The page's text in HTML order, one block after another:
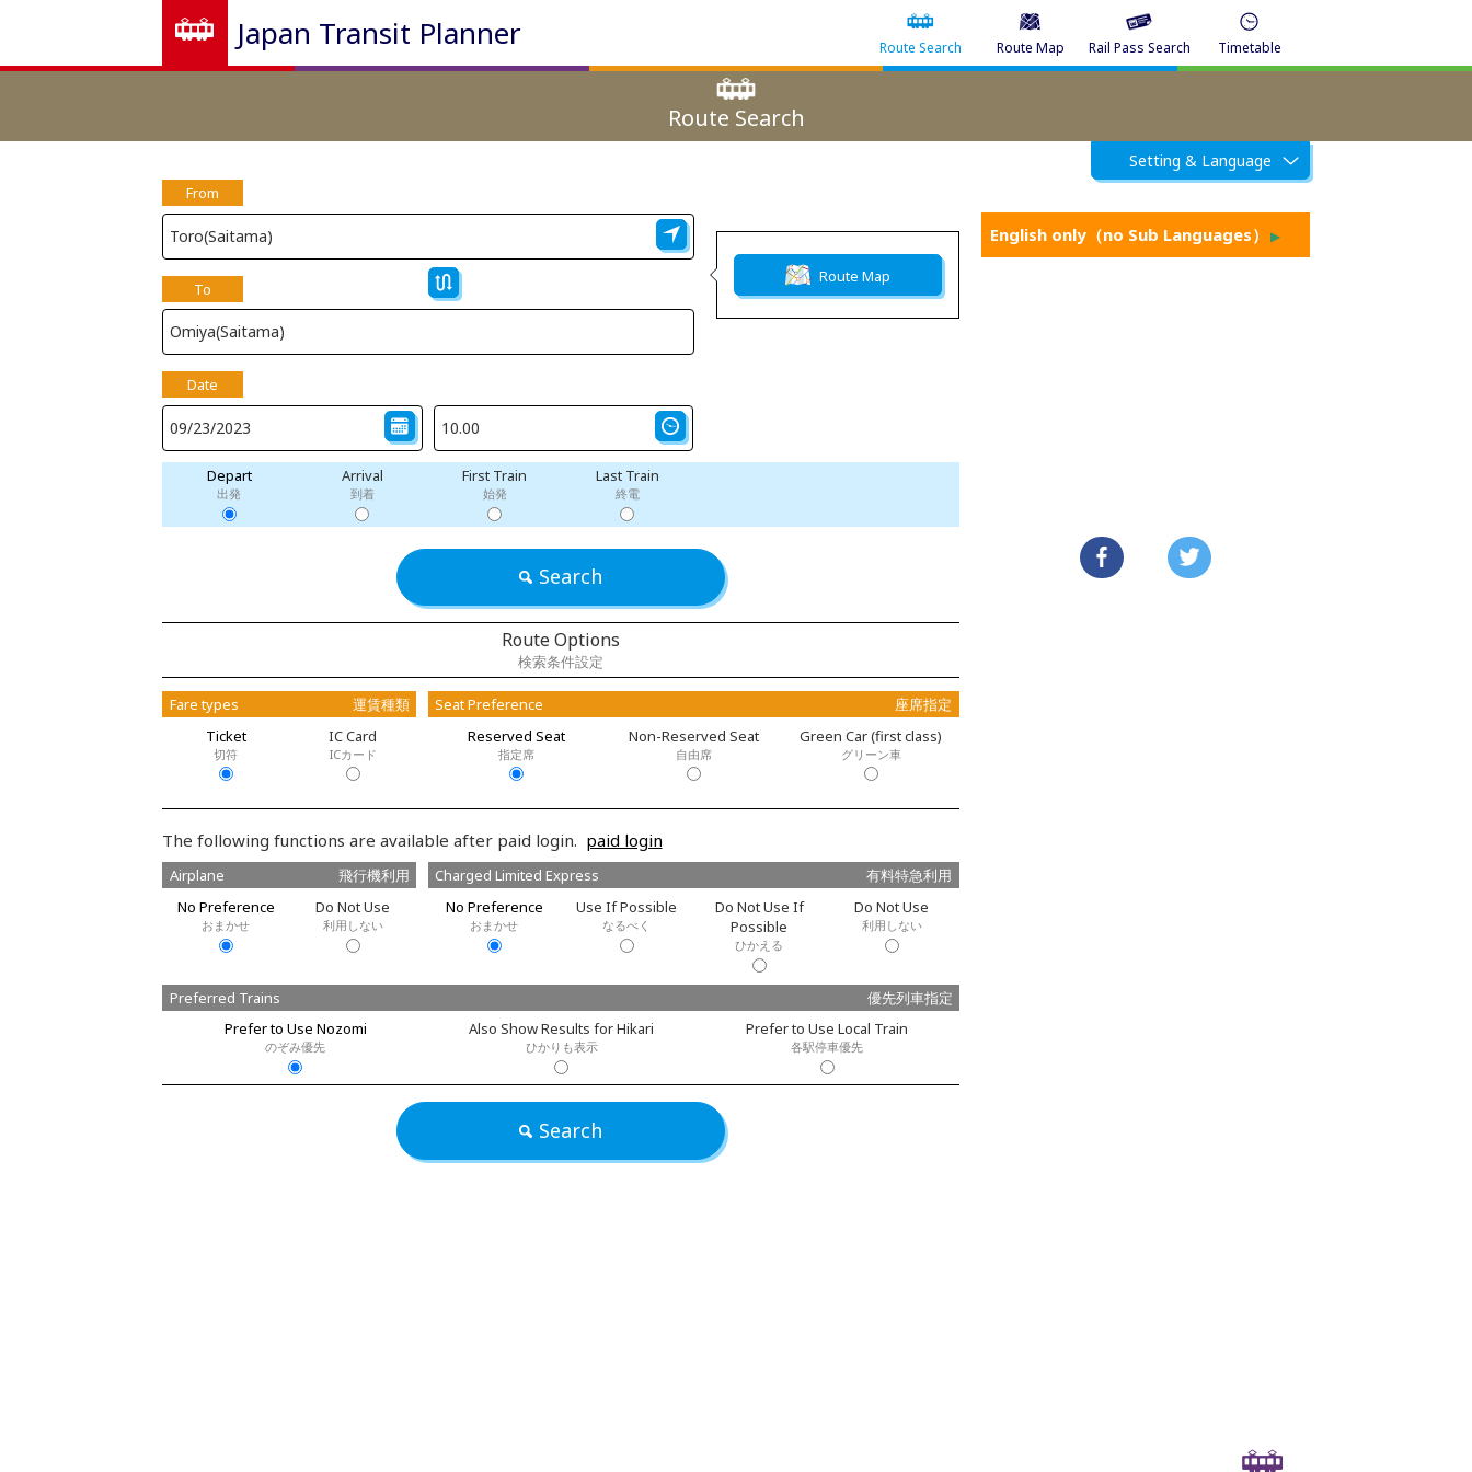
Japan Transit Planner Route Search Route Map Rail Pass Search Timetable
Route Search
Setting & Language
From
To
Route Map
Date
Depart
出発
Arrival
到着
First Train
始発
Last Train
終電
Search
Route Options
検索条件設定
Fare types
運賃種類
Ticket
切符
IC Card
ICカード
Seat Preference
座席指定
Reserved Seat
指定席
Non-Reserved Seat
自由席
Green Car (first class)
グリーン車
The following functions are available after paid login. paid login
Airplane
飛行機利用
No Preference
おまかせ
Do Not Use
利用しない
Charged Limited Express
有料特急利用
No Preference
おまかせ
Use If Possible
なるべく
Do Not Use If
Possible
ひかえる
Do Not Use
利用しない
Preferred Trains
優先列車指定
Prefer to Use Nozomi
のぞみ優先
Also Show Results for Hikari
ひかりも表示
Prefer to Use Local Train
各駅停車優先
Search
English only（no Sub Languages） ▶